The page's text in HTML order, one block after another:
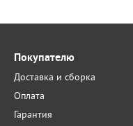
Покупателю
Доставка и сборка
Оплата
Гарантия